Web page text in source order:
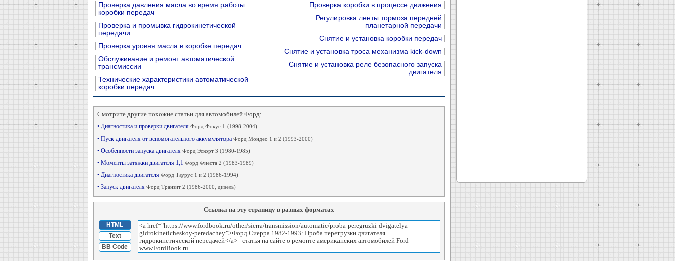
Проверка давления масла во время работы
коробки передач
Проверка и промывка гидрокинетической
передачи
Проверка уровня масла в коробке передач
Обслуживание и ремонт автоматической
трансмиссии
Технические характеристики автоматической
коробки передач
Проверка коробки в процессе движения
Регулировка ленты тормоза передней
планетарной передачи
Снятие и установка коробки передач
Снятие и установка троса механизма kick-down
Снятие и установка реле безопасного запуска
двигателя
Смотрите другие похожие статьи для автомобилей Форд:
• Диагностика и проверки двигателя Форд Фокус 1 (1998-2004)
• Пуск двигателя от вспомогательного аккумулятора Форд Мондео 1 и 2 (1993-2000)
• Особенности запуска двигателя Форд Эскорт 3 (1980-1985)
• Моменты затяжки двигателя 1,1 Форд Фиеста 2 (1983-1989)
• Диагностика двигателя Форд Таурус 1 и 2 (1986-1994)
• Запуск двигателя Форд Транзит 2 (1986-2000, дизель)
Ссылка на эту страницу в разных форматах
HTML
Text
BB Code